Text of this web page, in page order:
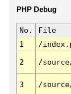
PHP Debug
No. File
1
/
2 /
3 /